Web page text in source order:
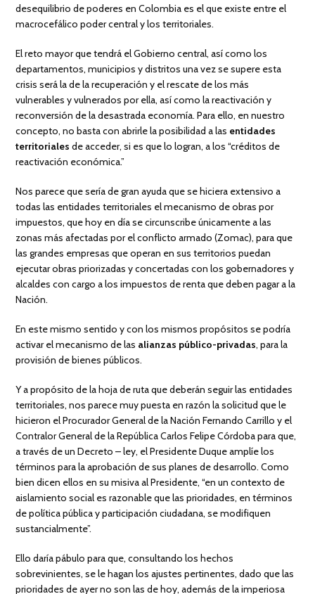
desequilibrio de poderes en Colombia es el que existe entre el
macrocefálico poder central y los territoriales.
El reto mayor que tendrá el Gobierno central, así como los
departamentos, municipios y distritos una vez se supere esta
crisis será la de la recuperación y el rescate de los más
vulnerables y vulnerados por ella, así como la reactivación y
reconversión de la desastrada economía. Para ello, en nuestro
concepto, no basta con abrirle la posibilidad a las entidades
territoriales de acceder, si es que lo logran, a los “créditos de
reactivación económica.”
Nos parece que sería de gran ayuda que se hiciera extensivo a
todas las entidades territoriales el mecanismo de obras por
impuestos, que hoy en día se circunscribe únicamente a las
zonas más afectadas por el conflicto armado (Zomac), para que
las grandes empresas que operan en sus territorios puedan
ejecutar obras priorizadas y concertadas con los gobernadores y
alcaldes con cargo a los impuestos de renta que deben pagar a la
Nación.
En este mismo sentido y con los mismos propósitos se podría
activar el mecanismo de las alianzas público-privadas, para la
provisión de bienes públicos.
Y a propósito de la hoja de ruta que deberán seguir las entidades
territoriales, nos parece muy puesta en razón la solicitud que le
hicieron el Procurador General de la Nación Fernando Carrillo y el
Contralor General de la República Carlos Felipe Córdoba para que,
a través de un Decreto – ley, el Presidente Duque amplíe los
términos para la aprobación de sus planes de desarrollo. Como
bien dicen ellos en su misiva al Presidente, “en un contexto de
aislamiento social es razonable que las prioridades, en términos
de política pública y participación ciudadana, se modifiquen
sustancialmente”.
Ello daría pábulo para que, consultando los hechos
sobrevinientes, se le hagan los ajustes pertinentes, dado que las
prioridades de ayer no son las de hoy, además de la imperiosa